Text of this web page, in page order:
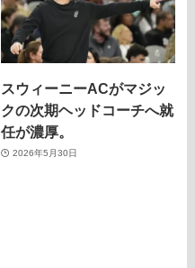
スウィーニーACがマジッ
クの次期ヘッドコーチへ就
任が濃厚。
2026年5月30日